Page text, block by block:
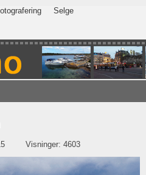
Selge
Visninger: 4603